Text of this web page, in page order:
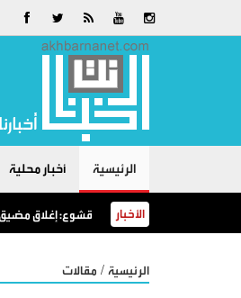
الرئيسية أخبار محلية
الأخبار قشوع: إغلاق مضيق
الرئيسية / مقالات